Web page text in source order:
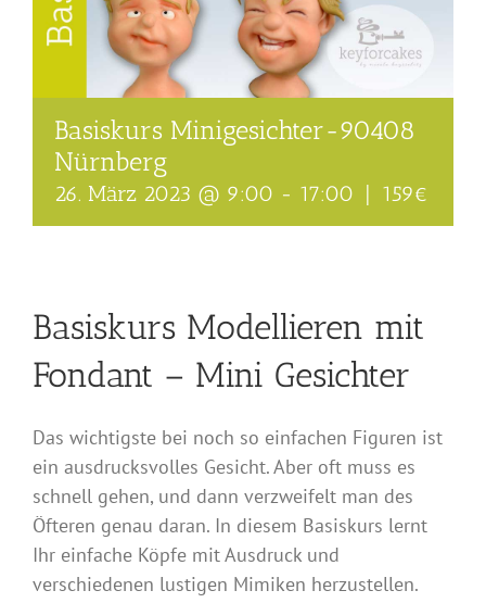
Basiskurs Minigesichter-90408
Nürnberg
26. März 2023 @ 9:00 - 17:00 | 159€
Basiskurs Modellieren mit
Fondant – Mini Gesichter
Das wichtigste bei noch so einfachen Figuren ist
ein ausdrucksvolles Gesicht. Aber oft muss es
schnell gehen, und dann verzweifelt man des
Öfteren genau daran. In diesem Basiskurs lernt
Ihr einfache Köpfe mit Ausdruck und
verschiedenen lustigen Mimiken herzustellen.